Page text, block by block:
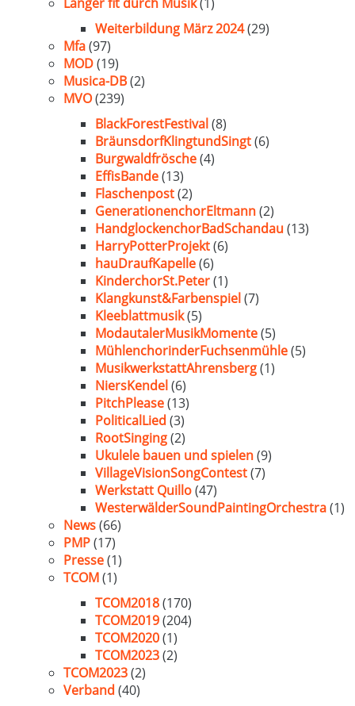
Weiterbildung März 2024(29)
Mfa(97)
MOD(19)
Musica-DB(2)
MVO(239)
BlackForestFestival(8)
BräunsdorfKlingtundSingt(6)
Burgwaldfrösche(4)
EffisBande(13)
Flaschenpost(2)
GenerationenchorEltmann(2)
HandglockenchorBadSchandau(13)
HarryPotterProjekt(6)
hauDraufKapelle(6)
KinderchorSt.Peter(1)
Klangkunst&Farbenspiel(7)
Kleeblattmusik(5)
ModautalerMusikMomente(5)
MühlenchorinderFuchsenmühle(5)
MusikwerkstattAhrensberg(1)
NiersKendel(6)
PitchPlease(13)
PoliticalLied (3)
RootSinging(2)
Ukulele bauen und spielen(9)
VillageVisionSongContest(7)
Werkstatt Quillo(47)
WesterwälderSoundPaintingOrchestra(1)
News(66)
PMP(17)
Presse(1)
TCOM(1)
TCOM2018(170)
TCOM2019(204)
TCOM2020(1)
TCOM2023(2)
TCOM2023(2)
Verband (40)